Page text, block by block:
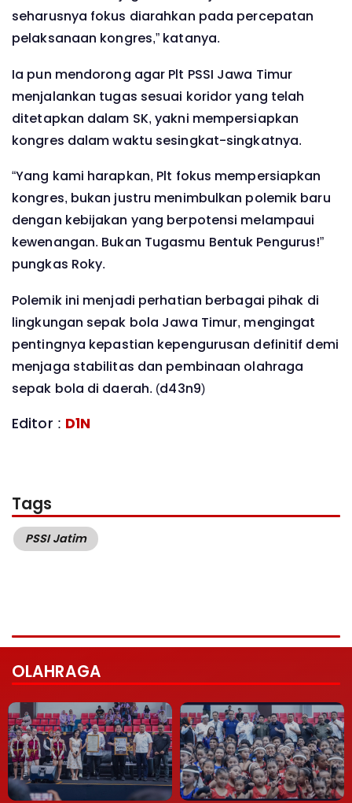
seharusnya fokus diarahkan pada percepatan
pelaksanaan kongres,” katanya.
Ia pun mendorong agar Plt PSSI Jawa Timur
menjalankan tugas sesuai koridor yang telah
ditetapkan dalam SK, yakni mempersiapkan
kongres dalam waktu sesingkat-singkatnya.
“Yang kami harapkan, Plt fokus mempersiapkan
kongres, bukan justru menimbulkan polemik baru
dengan kebijakan yang berpotensi melampaui
kewenangan. Bukan Tugasmu Bentuk Pengurus!”
pungkas Roky.
Polemik ini menjadi perhatian berbagai pihak di
lingkungan sepak bola Jawa Timur, mengingat
pentingnya kepastian kepengurusan definitif demi
menjaga stabilitas dan pembinaan olahraga
sepak bola di daerah. (d43n9)
Editor : D1N
Tags
PSSI Jatim
OLAHRAGA